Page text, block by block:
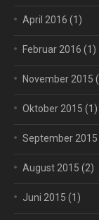
April 2016 (1)
Februar 2016 (1)
November 2015
Oktober 2015 (1)
September 2015
August 2015 (2)
Juni 2015 (1)